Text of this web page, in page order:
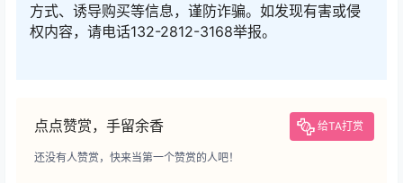
方式、诱导购买等信息，谨防诈骗。如发现有害或侵
权内容，请电话132-2812-3168举报。
点点赞赏，手留余香 给TA打赏
还没有人赞赏，快来当第一个赞赏的人吧！